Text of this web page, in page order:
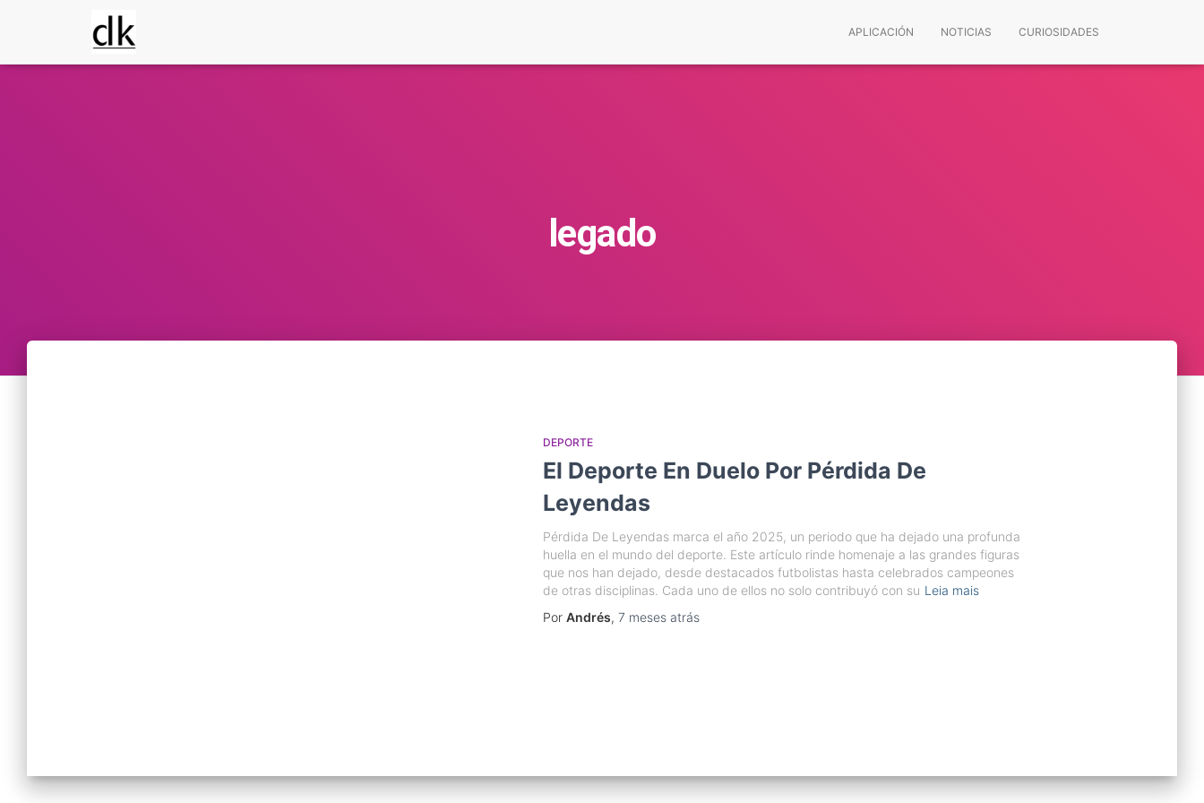
APLICACIÓN NOTICIAS CURIOSIDADES
legado
DEPORTE
El Deporte En Duelo Por Pérdida De
Leyendas
Pérdida De Leyendas marca el año 2025, un periodo que ha dejado una profunda
huella en el mundo del deporte. Este artículo rinde homenaje a las grandes figuras
que nos han dejado, desde destacados futbolistas hasta celebrados campeones
de otras disciplinas. Cada uno de ellos no solo contribuyó con su Leia mais
Por Andrés, 7 mesesatrás